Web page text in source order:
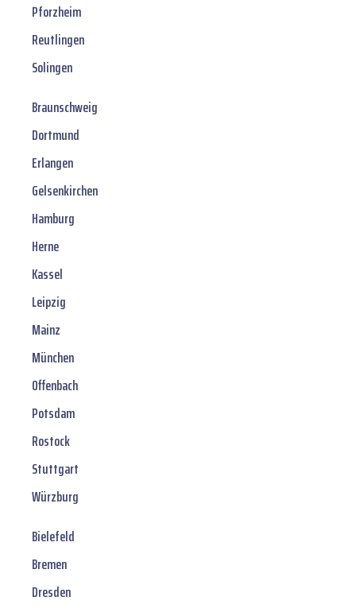
Pforzheim
Reutlingen
Solingen
Braunschweig
Dortmund
Erlangen
Gelsenkirchen
Hamburg
Herne
Kassel
Leipzig
Mainz
München
Offenbach
Potsdam
Rostock
Stuttgart
Würzburg
Bielefeld
Bremen
Dresden